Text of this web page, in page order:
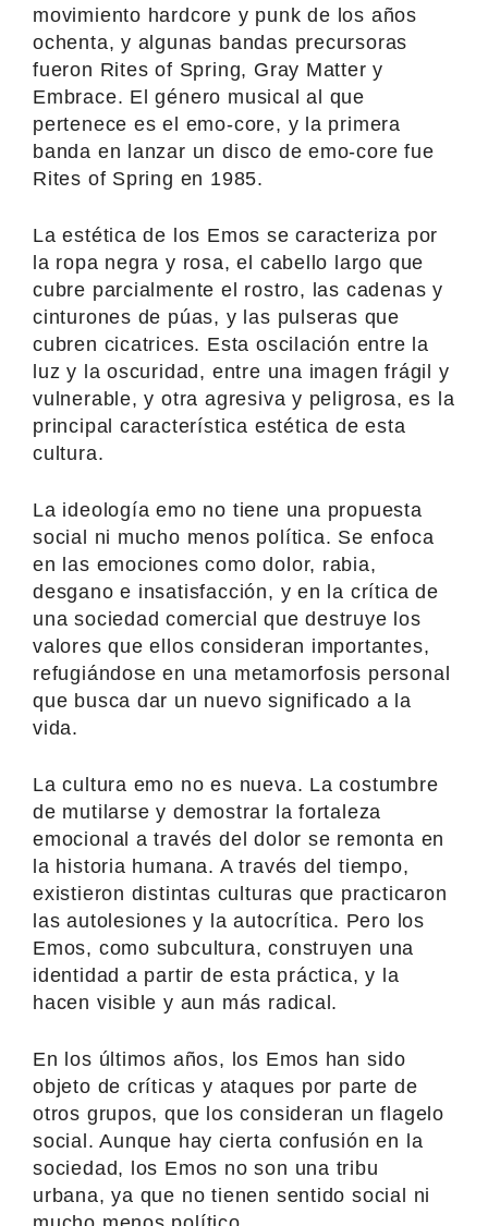
movimiento hardcore y punk de los años
ochenta, y algunas bandas precursoras
fueron Rites of Spring, Gray Matter y
Embrace. El género musical al que
pertenece es el emo-core, y la primera
banda en lanzar un disco de emo-core fue
Rites of Spring en 1985.
La estética de los Emos se caracteriza por
la ropa negra y rosa, el cabello largo que
cubre parcialmente el rostro, las cadenas y
cinturones de púas, y las pulseras que
cubren cicatrices. Esta oscilación entre la
luz y la oscuridad, entre una imagen frágil y
vulnerable, y otra agresiva y peligrosa, es la
principal característica estética de esta
cultura.
La ideología emo no tiene una propuesta
social ni mucho menos política. Se enfoca
en las emociones como dolor, rabia,
desgano e insatisfacción, y en la crítica de
una sociedad comercial que destruye los
valores que ellos consideran importantes,
refugiándose en una metamorfosis personal
que busca dar un nuevo significado a la
vida.
La cultura emo no es nueva. La costumbre
de mutilarse y demostrar la fortaleza
emocional a través del dolor se remonta en
la historia humana. A través del tiempo,
existieron distintas culturas que practicaron
las autolesiones y la autocrítica. Pero los
Emos, como subcultura, construyen una
identidad a partir de esta práctica, y la
hacen visible y aun más radical.
En los últimos años, los Emos han sido
objeto de críticas y ataques por parte de
otros grupos, que los consideran un flagelo
social. Aunque hay cierta confusión en la
sociedad, los Emos no son una tribu
urbana, ya que no tienen sentido social ni